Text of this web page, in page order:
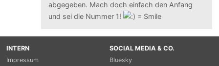
abgegeben. Mach doch einfach den Anfang
und sei die Nummer 1!
INTERN
Impressum
SOCIAL MEDIA & CO.
Bluesky